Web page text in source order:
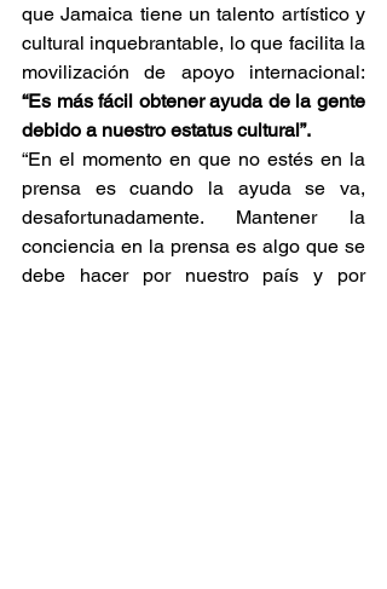
que Jamaica tiene un talento artístico y
cultural inquebrantable, lo que facilita la
“Es más fácil obtener ayuda de la gente
debido a nuestro estatus cultural”.
“En el momento en que no estés en la
prensa es cuando la ayuda se va,
desafortunadamente. Mantener la
conciencia en la prensa es algo que se
debe hacer por nuestro país y por